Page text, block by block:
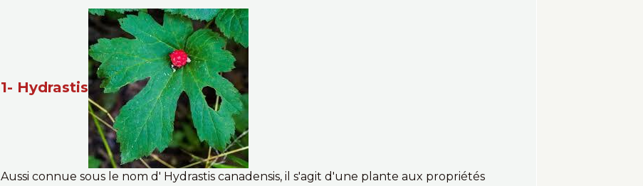
1- Hydrastis
Aussi connue sous le nom d' Hydrastis canadensis, il s'agit d'une plante aux propriétés